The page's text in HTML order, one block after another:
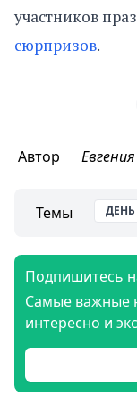
участников
сюрпризов.
Автор
Темы ДЕНЬ
Подпишитесь
Самые важные
интересно и